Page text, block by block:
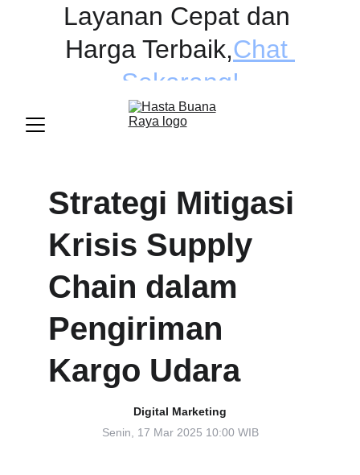
Layanan Cepat dan
Harga Terbaik,Chat
Sekarang!
Strategi Mitigasi
Krisis Supply
Chain dalam
Pengiriman
Kargo Udara
Digital Marketing
Senin, 17 Mar 2025 10:00 WIB